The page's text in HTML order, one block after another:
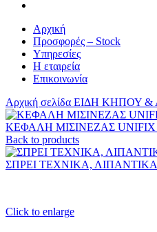
Αρχική
Προσφορές – Stock
Υπηρεσίες
Η εταιρεία
Επικοινωνία
Αρχική σελίδα ΕΙΔΗ ΚΗΠΟΥ &
ΚΕΦΑΛΗ ΜΙΣΙΝΕΖΑΣ UNIFIX
Back to products
ΣΠΡΕΙ ΤΕΧΝΙΚΑ, ΛΙΠΑΝΤΙΚΑ,
Click to enlarge